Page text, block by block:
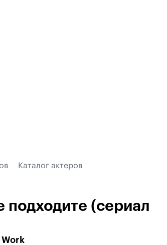
Каталог актеров
подходите (сериал